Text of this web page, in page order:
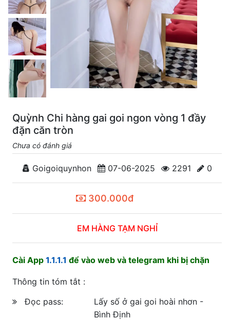
Quỳnh Chi hàng gai goi ngon vòng 1 đầy
đặn căn tròn
Chưa có đánh giá
Goigoiquynhon 07-06-2025 2291 0
300.000đ
EM HÀNG TẠM NGHỈ
Cài App 1.1.1.1 để vào web và telegram khi bị chặn
Thông tin tóm tắt :
Đọc pass:
Lấy số ở gai goi hoài nhơn -
Bình Định